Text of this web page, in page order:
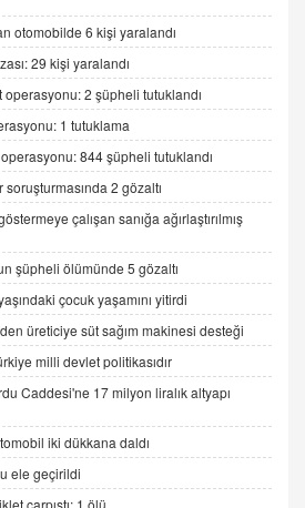
Geldi, Hangi Önlemler Alınmalı?
Adana'yı da Ziyaret Etse...
Yüzüne Vurulan Şamar:
ASLAN
Peşinden
otomobilde 6 kişi yaralandı
29 kişi yaralandı
2 şüpheli tutuklandı
1 tutuklama
844 şüpheli tutuklandı
2 gözaltı
çalışan sanığa ağırlaştırılmış
şüpheli ölümünde 5 gözaltı
çocuk yaşamını yitirdi
üreticiye süt sağım makinesi desteği
milli devlet politikasıdır
Caddesi'ne 17 milyon liralık altyapı
iki dükkana daldı
ele geçirildi